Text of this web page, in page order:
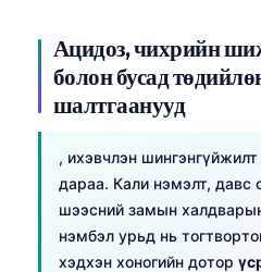
Ацидоз, чихрийн
болон бусад
шалтгаанууд
, ихэвчлэн
дараа. Кали нэмэлт, давс
шээсний замын
нэмбэл урьд нь
хэдхэн хоногийн дотор
Basa Jawa
Cebuano
ئۇيغۇرچە
Татар теле
Беларуская мова